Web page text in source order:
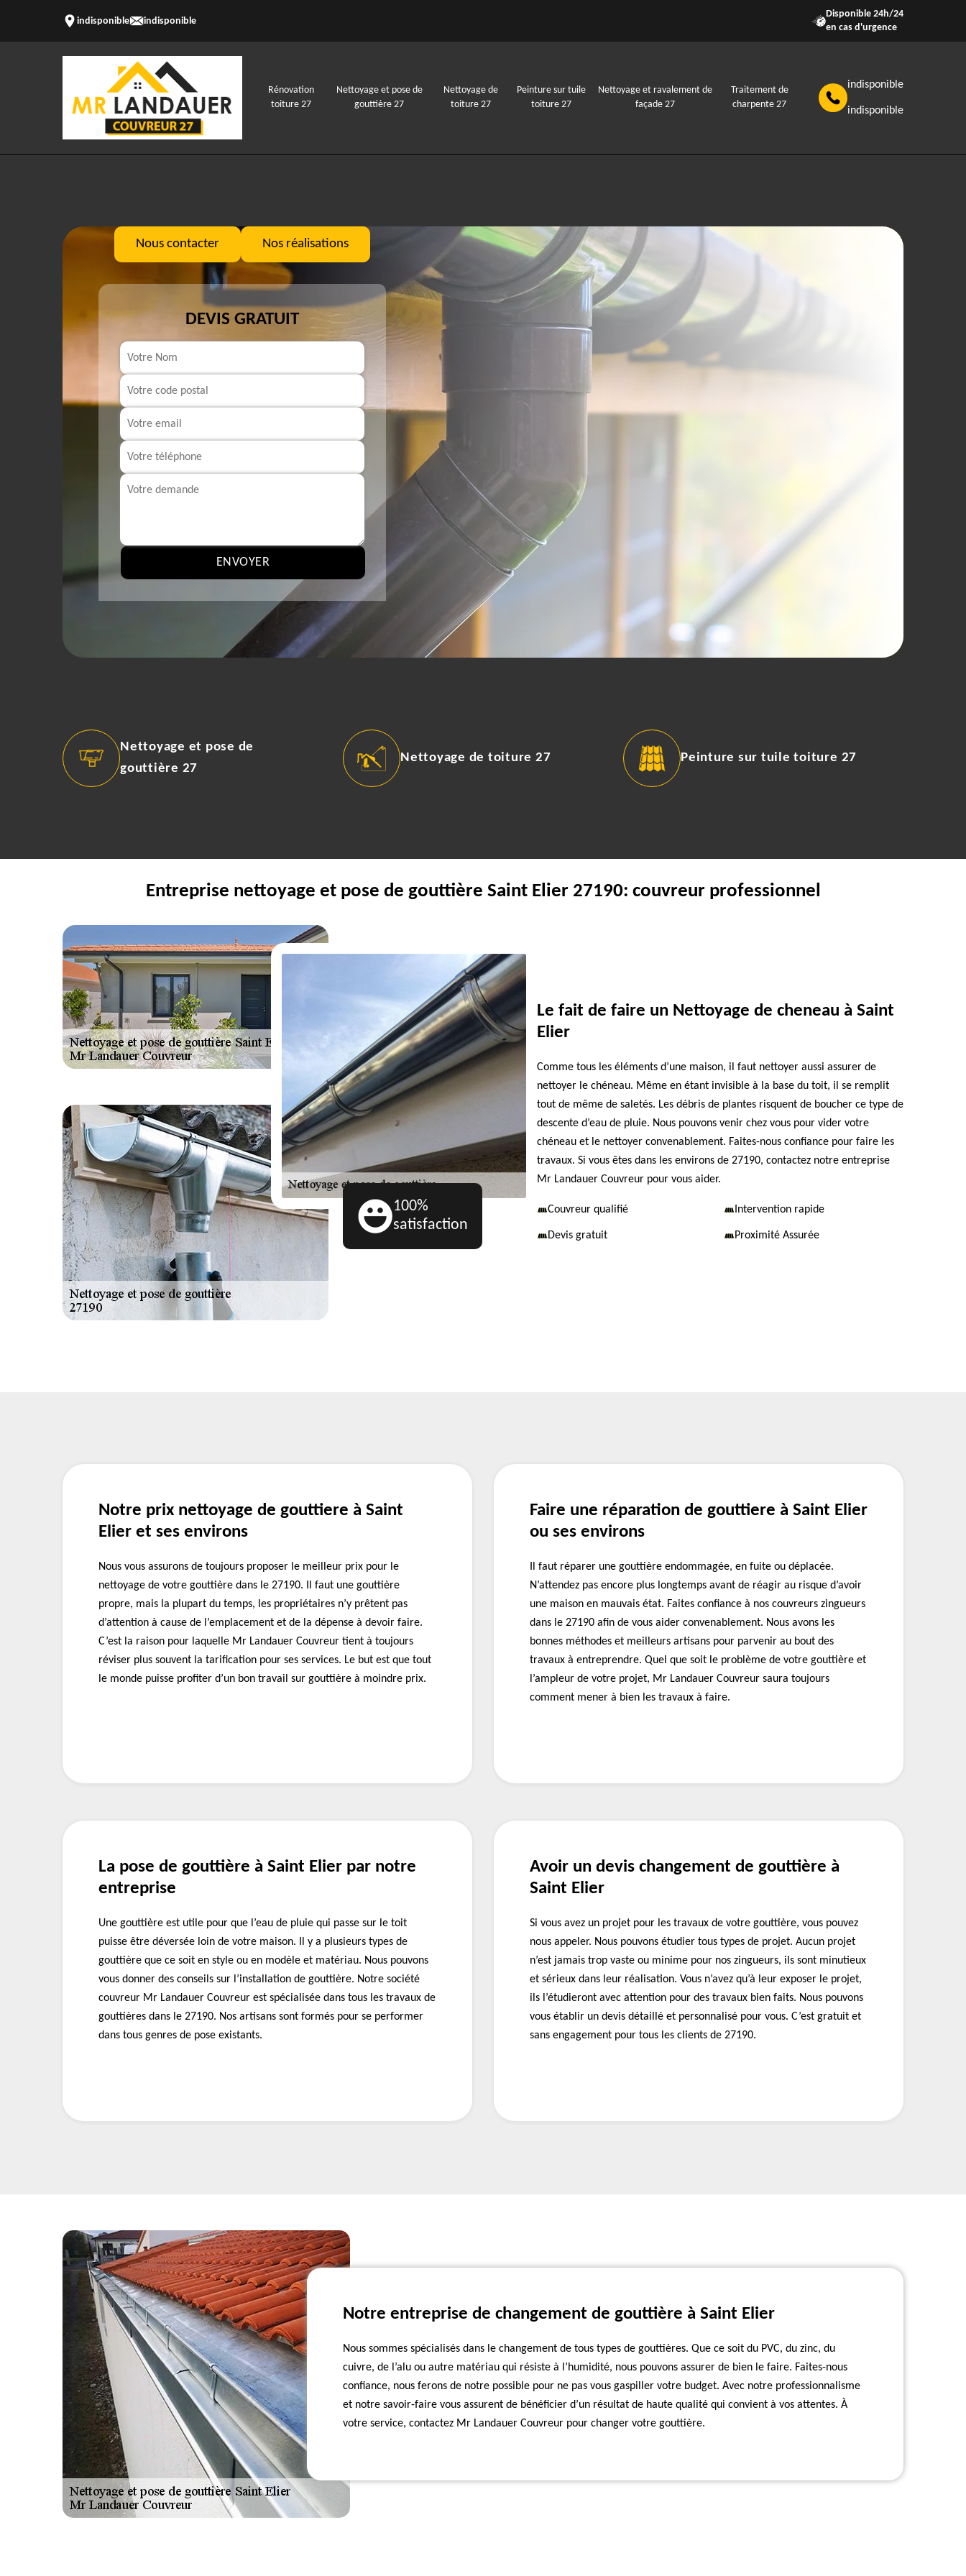
indisponible indisponible
Disponible 24h/24
en cas d'urgence
Rénovation
toiture 27
Nettoyage et pose de
gouttière 27
Nettoyage de
toiture 27
Peinture sur tuile
toiture 27
Nettoyage et ravalement de
façade 27
Traitement de
charpente 27
indisponible
indisponible
Nous contacter Nos réalisations
DEVIS GRATUIT
Nettoyage et pose de
gouttière 27
Nettoyage de toiture 27 Peinture sur tuile toiture 27
Entreprise nettoyage et pose de gouttière Saint Elier 27190: couvreur professionnel
100%
satisfaction
Le fait de faire un Nettoyage de cheneau à Saint
Elier
Comme tous les éléments d’une maison, il faut nettoyer aussi assurer de
nettoyer le chéneau. Même en étant invisible à la base du toit, il se remplit
tout de même de saletés. Les débris de plantes risquent de boucher ce type de
descente d’eau de pluie. Nous pouvons venir chez vous pour vider votre
chéneau et le nettoyer convenablement. Faites-nous confiance pour faire les
travaux. Si vous êtes dans les environs de 27190, contactez notre entreprise
Mr Landauer Couvreur pour vous aider.
Couvreur qualifié Intervention rapide
Devis gratuit Proximité Assurée
Notre prix nettoyage de gouttiere à Saint
Elier et ses environs
Nous vous assurons de toujours proposer le meilleur prix pour le
nettoyage de votre gouttière dans le 27190. Il faut une gouttière
propre, mais la plupart du temps, les propriétaires n’y prêtent pas
d’attention à cause de l’emplacement et de la dépense à devoir faire.
C’est la raison pour laquelle Mr Landauer Couvreur tient à toujours
réviser plus souvent la tarification pour ses services. Le but est que tout
le monde puisse profiter d’un bon travail sur gouttière à moindre prix.
Faire une réparation de gouttiere à Saint Elier
ou ses environs
Il faut réparer une gouttière endommagée, en fuite ou déplacée.
N’attendez pas encore plus longtemps avant de réagir au risque d’avoir
une maison en mauvais état. Faites confiance à nos couvreurs zingueurs
dans le 27190 afin de vous aider convenablement. Nous avons les
bonnes méthodes et meilleurs artisans pour parvenir au bout des
travaux à entreprendre. Quel que soit le problème de votre gouttière et
l’ampleur de votre projet, Mr Landauer Couvreur saura toujours
comment mener à bien les travaux à faire.
La pose de gouttière à Saint Elier par notre
entreprise
Une gouttière est utile pour que l’eau de pluie qui passe sur le toit
puisse être déversée loin de votre maison. Il y a plusieurs types de
gouttière que ce soit en style ou en modèle et matériau. Nous pouvons
vous donner des conseils sur l’installation de gouttière. Notre société
couvreur Mr Landauer Couvreur est spécialisée dans tous les travaux de
gouttières dans le 27190. Nos artisans sont formés pour se performer
dans tous genres de pose existants.
Avoir un devis changement de gouttière à
Saint Elier
Si vous avez un projet pour les travaux de votre gouttière, vous pouvez
nous appeler. Nous pouvons étudier tous types de projet. Aucun projet
n’est jamais trop vaste ou minime pour nos zingueurs, ils sont minutieux
et sérieux dans leur réalisation. Vous n’avez qu’à leur exposer le projet,
ils l’étudieront avec attention pour des travaux bien faits. Nous pouvons
vous établir un devis détaillé et personnalisé pour vous. C’est gratuit et
sans engagement pour tous les clients de 27190.
Notre entreprise de changement de gouttière à Saint Elier
Nous sommes spécialisés dans le changement de tous types de gouttières. Que ce soit du PVC, du zinc, du
cuivre, de l’alu ou autre matériau qui résiste à l’humidité, nous pouvons assurer de bien le faire. Faites-nous
confiance, nous ferons de notre possible pour ne pas vous gaspiller votre budget. Avec notre professionnalisme
et notre savoir-faire vous assurent de bénéficier d’un résultat de haute qualité qui convient à vos attentes. À
votre service, contactez Mr Landauer Couvreur pour changer votre gouttière.